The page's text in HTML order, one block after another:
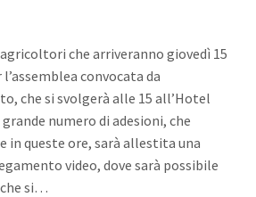
che arriveranno giovedì 15
convocata da
che si svolgerà alle 15 all’Hotel
numero di adesioni, che
in queste ore, sarà allestita una
video, dove sarà possibile
si…